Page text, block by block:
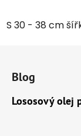
S 30 - 38 cm
Blog
Lososový olej